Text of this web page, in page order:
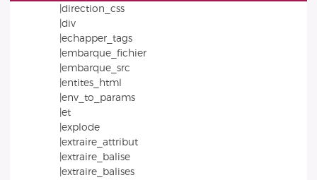
|direction_css
|div
|echapper_tags
|embarque_fichier
|embarque_src
|entites_html
|env_to_params
|et
|explode
|extraire_attribut
|extraire_balise
|extraire_balises